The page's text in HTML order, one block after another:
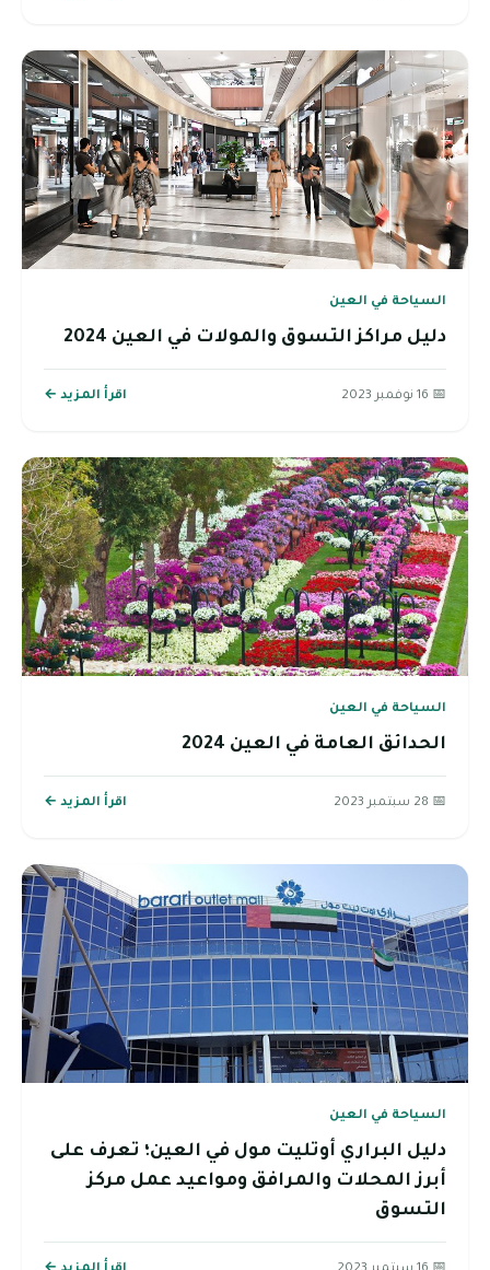
السياحة في العين
دليل مراكز التسوق والمولات في العين 2024
📅 16 نوفمبر 2023 اقرأ المزيد ←
السياحة في العين
الحدائق العامة في العين 2024
📅 28 سبتمبر 2023 اقرأ المزيد ←
السياحة في العين
دليل البراري أوتليت مول في العين؛ تعرف على
أبرز المحلات والمرافق ومواعيد عمل مركز
التسوق